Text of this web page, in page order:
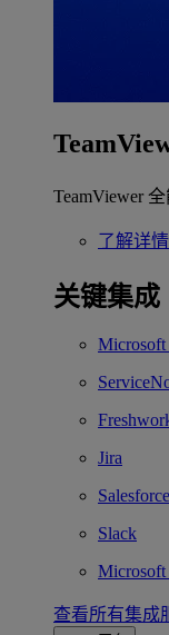
TeamViewer
了解详情
关键集成
Microsoft
Jira
Salesforce
Slack
Microsoft
查看所有集成